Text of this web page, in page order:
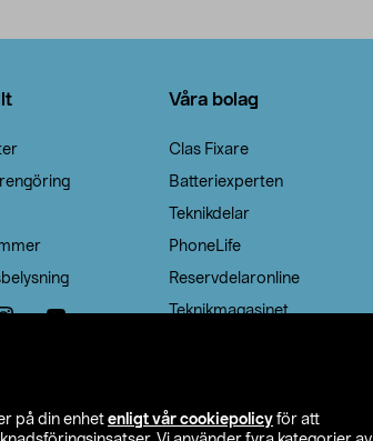
på din enhet enligt vår cookiepolicy för att
Våra bolag
Clas Fixare
Batteriexperten
Teknikdelar
PhoneLife
Reservdelaronline
Teknikmagasinet